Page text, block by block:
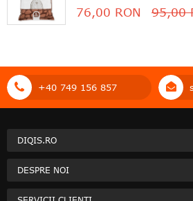
76,00 RON 95,00
+40 749 156 857
DIQIS.RO
DESPRE NOI